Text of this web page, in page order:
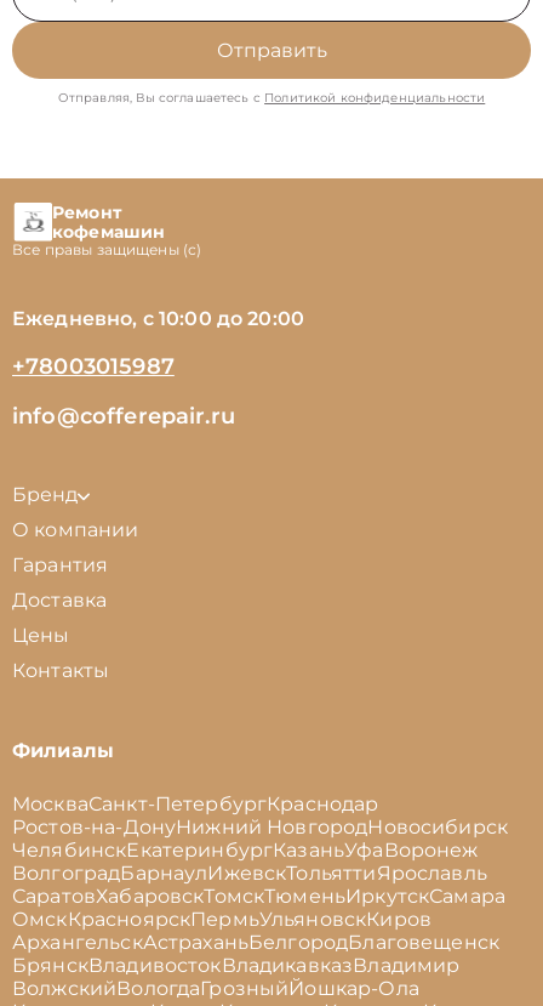
Отправить
Отправляя, Вы соглашаетесь с Политикой конфиденциальности
Ремонт
кофемашин
Все правы защищены (с)
Ежедневно, с 10:00 до 20:00
+78003015987
info@cofferepair.ru
Бренд
О компании
Гарантия
Доставка
Цены
Контакты
Филиалы
МоскваСанкт-ПетербургКраснодар
Ростов-на-ДонуНижний НовгородНовосибирск
ЧелябинскЕкатеринбургКазаньУфа Воронеж
ВолгоградБарнаулИжевскТольяттиЯрославль
СаратовХабаровскТомскТюменьИркутскСамара
ОмскКрасноярскПермьУльяновскКиров
АрхангельскАстраханьБелгородБлаговещенск
БрянскВладивостокВладикавказВладимир
ВолжскийВологдаГрозныйЙошкар-Ола